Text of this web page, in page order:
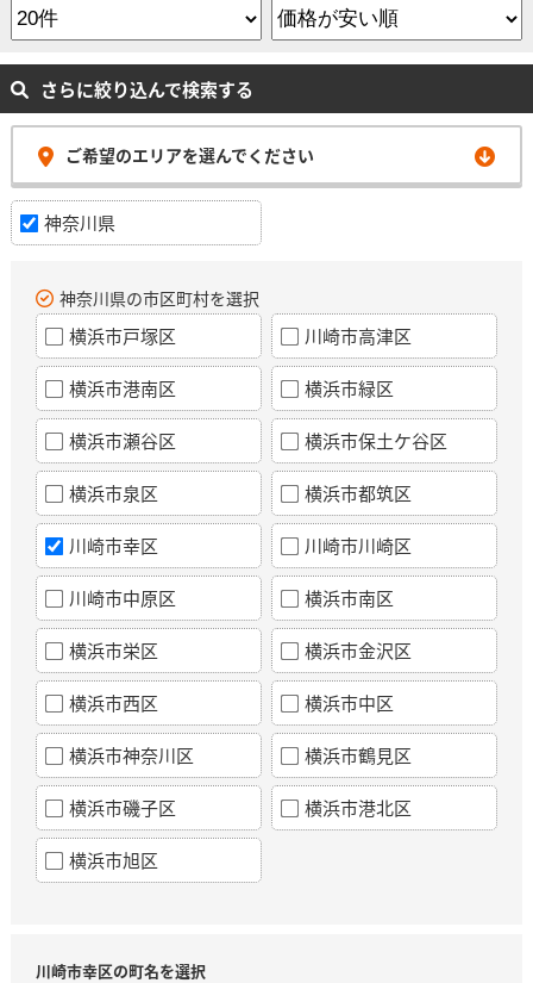
さらに絞り込んで検索する
ご希望のエリアを選んでください
神奈川県
神奈川県の市区町村を選択
横浜市戸塚区 川崎市高津区
横浜市港南区 横浜市緑区
横浜市瀬谷区 横浜市保土ケ谷区
横浜市泉区 横浜市都筑区
川崎市幸区 川崎市川崎区
川崎市中原区 横浜市南区
横浜市栄区 横浜市金沢区
横浜市西区 横浜市中区
横浜市神奈川区 横浜市鶴見区
横浜市磯子区 横浜市港北区
横浜市旭区
川崎市幸区の町名を選択